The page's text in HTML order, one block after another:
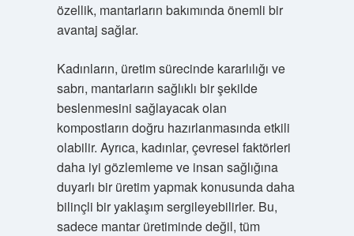
özellik, mantarların bakımında önemli bir
avantaj sağlar.
Kadınların, üretim sürecinde kararlılığı ve
sabrı, mantarların sağlıklı bir şekilde
beslenmesini sağlayacak olan
kompostların doğru hazırlanmasında etkili
olabilir. Ayrıca, kadınlar, çevresel faktörleri
daha iyi gözlemleme ve insan sağlığına
duyarlı bir üretim yapmak konusunda daha
bilinçli bir yaklaşım sergileyebilirler. Bu,
sadece mantar üretiminde değil, tüm